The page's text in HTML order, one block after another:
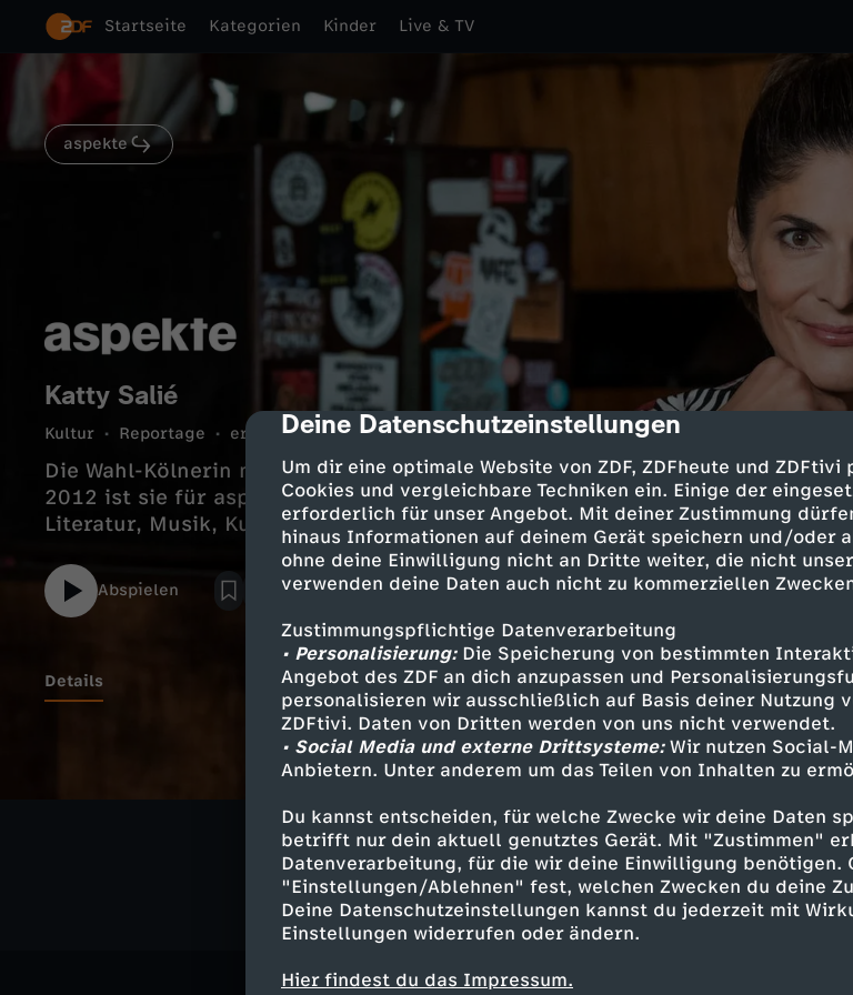
cmp-dialog-description
Deine Datenschutzeinstellungen
Um dir eine optimale Website von ZDF, ZDFheute und
Cookies und vergleichbare Techniken ein. Einige der
erforderlich für unser Angebot. Mit deiner Zustimmung
hinaus Informationen auf deinem Gerät speichern und/oder
ohne deine Einwilligung nicht an Dritte weiter, die nicht
verwenden deine Daten auch nicht zu kommerziellen
Zustimmungspflichtige Datenverarbeitung
• Personalisierung:Die Speicherung von bestimmten
Angebot des ZDF an dich anzupassen und
personalisieren wir ausschließlich auf Basis deiner Nutzung
ZDFtivi. Daten von Dritten werden von uns nicht verwendet.
• Social Media und externe Drittsysteme:Wir nutzen Social-
Anbietern. Unter anderem um das Teilen von Inhalten zu
Du kannst entscheiden, für welche Zwecke wir deine Daten
betrifft nur dein aktuell genutztes Gerät. Mit "Zustimmen"
Datenverarbeitung, für die wir deine Einwilligung benötigen.
"Einstellungen/Ablehnen" fest, welchen Zwecken du deine
Deine Datenschutzeinstellungen kannst du jederzeit mit
Einstellungen widerrufen oder ändern.
Hier findest du das Impressum.
Startseite Kategorien Kinder Live & TV
aspekte
Katty Salié
Kultur Reportage erkenntnisreich 1 Min. 15.10.2020 ZDF
Die Wahl-Kölnerin moderiert seit 2005 als Kultur-Journalistin im TV - seit
2012 ist sie für aspekte unterwegs in der Welt der Kultur und präsentiert
Literatur, Musik, Kunst, Kino und wichtige aktuelle Gesellschaftsthemen.
Abspielen
Details
Kultur Reportage erkenntnisreich